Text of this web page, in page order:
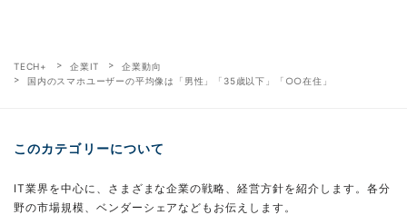
TECH+ 企業IT
企業動向
国内のスマホユーザーの平均像は「男性」「35歳以下」「○○在住」
このカテゴリーについて
IT業界を中心に、さまざまな企業の戦略、経営方針を紹介します。各分
野の市場規模、ベンダーシェアなどもお伝えします。